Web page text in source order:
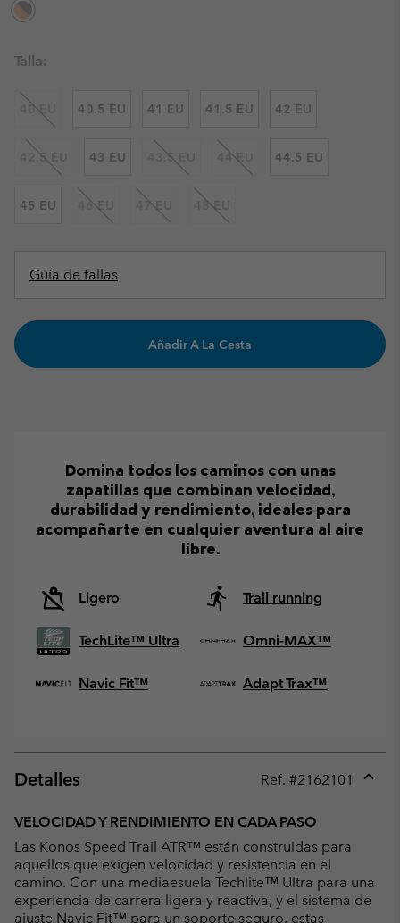
Talla:
40 EU 40.5 EU 41 EU 41.5 EU 42 EU
42.5 EU 43 EU 43.5 EU 44 EU 44.5 EU
45 EU 46 EU 47 EU 48 EU
Guía de tallas
Añadir A La Cesta
Domina todos los caminos con unas
zapatillas que combinan velocidad,
durabilidad y rendimiento, ideales para
acompañarte en cualquier aventura al aire
libre.
Ligero Trail running
TechLite™ Ultra Omni-MAX™
Navic Fit™ Adapt Trax™
Detalles Ref. #2162101
VELOCIDAD Y RENDIMIENTO EN CADA PASO
Las Konos Speed Trail ATR™ están construidas para
aquellos que exigen velocidad y resistencia en el
camino. Con una mediaesuela Techlite™ Ultra para una
experiencia de carrera ligera y reactiva, y el sistema de
ajuste Navic Fit™ para un soporte seguro, estas